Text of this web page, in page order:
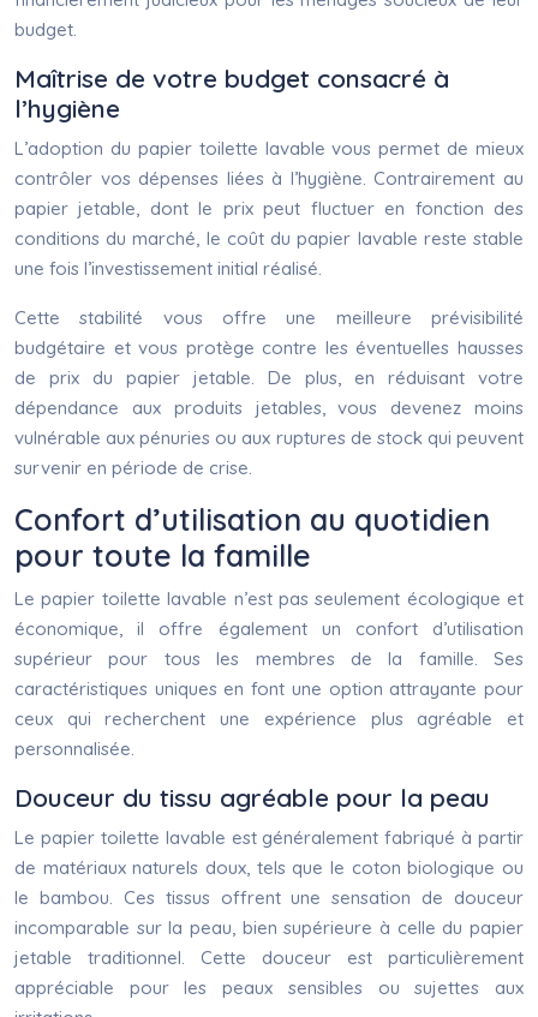
budget.
Maîtrise de votre budget consacré à
l’hygiène
L’adoption du papier toilette lavable vous permet de mieux
contrôler vos dépenses liées à l’hygiène. Contrairement au
papier jetable, dont le prix peut fluctuer en fonction des
conditions du marché, le coût du papier lavable reste stable
une fois l’investissement initial réalisé.
Cette stabilité vous offre une meilleure prévisibilité
budgétaire et vous protège contre les éventuelles hausses
de prix du papier jetable. De plus, en réduisant votre
dépendance aux produits jetables, vous devenez moins
vulnérable aux pénuries ou aux ruptures de stock qui peuvent
survenir en période de crise.
Confort d’utilisation au quotidien
pour toute la famille
Le papier toilette lavable n’est pas seulement écologique et
économique, il offre également un confort d’utilisation
supérieur pour tous les membres de la famille. Ses
caractéristiques uniques en font une option attrayante pour
ceux qui recherchent une expérience plus agréable et
personnalisée.
Douceur du tissu agréable pour la peau
Le papier toilette lavable est généralement fabriqué à partir
de matériaux naturels doux, tels que le coton biologique ou
le bambou. Ces tissus offrent une sensation de douceur
incomparable sur la peau, bien supérieure à celle du papier
jetable traditionnel. Cette douceur est particulièrement
appréciable pour les peaux sensibles ou sujettes aux